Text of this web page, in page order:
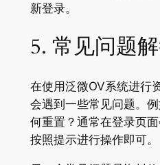
新登录。
5. 常见问题
在使用泛微OV系统进行
会遇到一些常见问题。
何重置？通常在登录页面
按照提示进行操作即可。